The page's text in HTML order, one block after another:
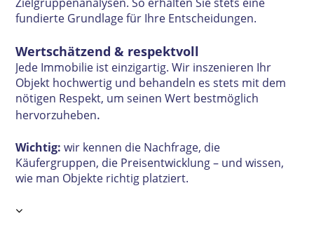
fundierte Grundlage für Ihre Entscheidungen.
Wertschätzend & respektvoll
Jede Immobilie ist einzigartig. Wir inszenieren Ihr
Objekt hochwertig und behandeln es stets mit dem
nötigen Respekt, um seinen Wert bestmöglich
hervorzuheben.
Wichtig: wir kennen die Nachfrage, die
Käufergruppen, die Preisentwicklung – und wissen,
wie man Objekte richtig platziert.